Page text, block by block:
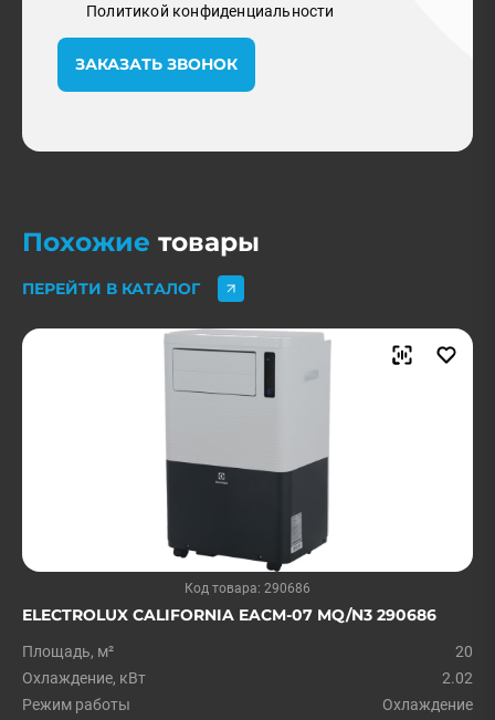
Политикой конфиденциальности
ЗАКАЗАТЬ ЗВОНОК
Похожие товары
ПЕРЕЙТИ В КАТАЛОГ
Код товара: 290686
ELECTROLUX CALIFORNIA EACM-07 MQ/N3 290686
Площадь, м²
20
Охлаждение, кВт
2.02
Режим работы
Охлаждение